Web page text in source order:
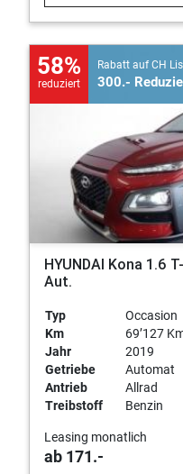
58%
reduziert
Rabatt auf CH
300.-
HYUNDAI Kona 1.6
Aut.
Typ
Occasion
Km
69’127
Jahr
2019
Getriebe
Automat
Antrieb
Allrad
Treibstoff
Benzin
Leasing monatlich
ab 171.-